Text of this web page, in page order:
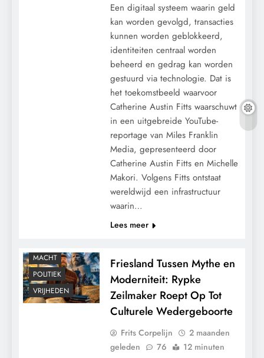
Een digitaal systeem waarin geld
kan worden gevolgd, transacties
kunnen worden geblokkeerd,
identiteiten centraal worden
beheerd en gedrag kan worden
gestuurd via technologie. Dat is
het toekomstbeeld waarvoor
Catherine Austin Fitts waarschuwt
in een uitgebreide YouTube-
reportage van Miles Franklin
Media, gepresenteerd door
Catherine Austin Fitts en Michelle
Makori. Volgens Fitts ontstaat
wereldwijd een infrastructuur
waarin…
Lees meer
MACHT
POLITIEK
VRIJHEDEN
Friesland Tussen Mythe en
Moderniteit: Rypke
Zeilmaker Roept Op Tot
Culturele Wedergeboorte
Frits Corpelijn
2 maanden
geleden
76 12 minuten